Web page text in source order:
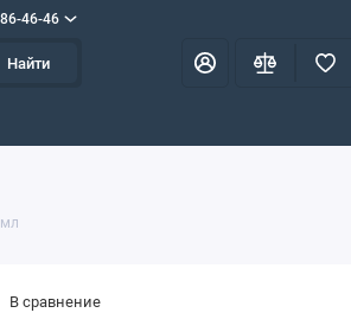
46-46
Найти
В сравнение